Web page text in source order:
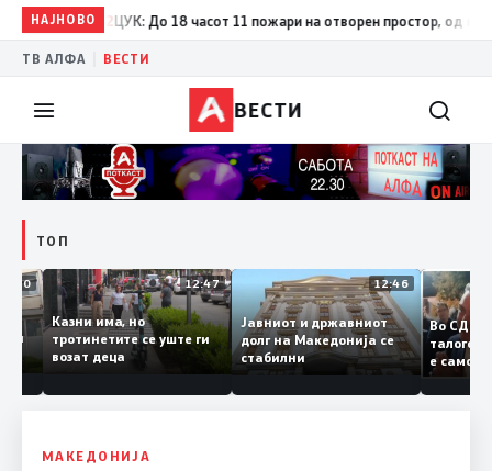
НАЈНОВО
17:42ЦУК: До 18 часот 11 пожари на отворен простор, од кои три
ТВ АЛФА ВЕСТИ
ВЕСТИ
ТОП
12:50
и
12:47
Казни има, но
тротинетите се уште ги
возат деца
12:46
Јавниот и државниот
долг на Македонија се
стабилни
Во
е
Заев
МАКЕДОНИЈА